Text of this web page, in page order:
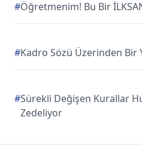
#Öğretmenim! Bu Bir
#Kadro Sözü Üzerinden Bir
#Sürekli Değişen Kurallar
Zedeliyor